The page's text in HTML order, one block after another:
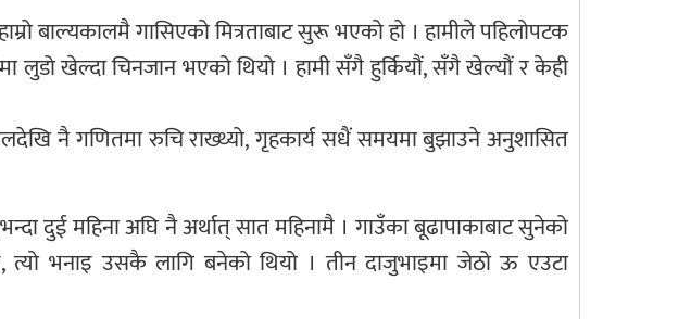
बाल्यकालमै गासिएको मित्रताबाट सुरू भएको हो । हामीले पहिलोपटक
लुडो खेल्दा चिनजान भएको थियो । हामी सँगै हुर्कियौं, सँगै खेल्यौं र केही
नै गणितमा रुचि राख्थ्यो, गृहकार्य सधैं समयमा बुझाउने अनुशासित
दुई महिना अघि नै अर्थात् सात महिनामै । गाउँका बूढापाकाबाट सुनेको
त्यो भनाइ उसकै लागि बनेको थियो । तीन दाजुभाइमा जेठो ऊ एउटा